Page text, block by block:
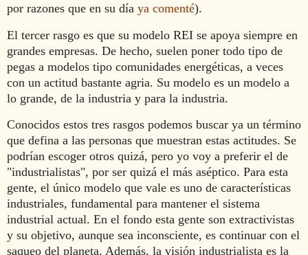
por razones que en su día ya comenté).
El tercer rasgo es que su modelo REI se apoya siempre en
grandes empresas. De hecho, suelen poner todo tipo de
pegas a modelos tipo comunidades energéticas, a veces
con un actitud bastante agria. Su modelo es un modelo a
lo grande, de la industria y para la industria.
Conocidos estos tres rasgos podemos buscar ya un término
que defina a las personas que muestran estas actitudes. Se
podrían escoger otros quizá, pero yo voy a preferir el de
"industrialistas", por ser quizá el más aséptico. Para esta
gente, el único modelo que vale es uno de características
industriales, fundamental para mantener el sistema
industrial actual. En el fondo esta gente son extractivistas
y su objetivo, aunque sea inconsciente, es continuar con el
saqueo del planeta. Además, la visión industrialista es la